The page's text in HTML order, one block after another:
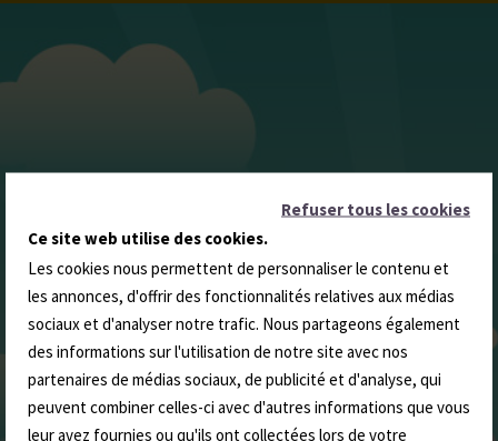
Refuser tous les cookies
Ce site web utilise des cookies.
Les cookies nous permettent de personnaliser le contenu et
les annonces, d'offrir des fonctionnalités relatives aux médias
sociaux et d'analyser notre trafic. Nous partageons également
des informations sur l'utilisation de notre site avec nos
partenaires de médias sociaux, de publicité et d'analyse, qui
peuvent combiner celles-ci avec d'autres informations que vous
leur avez fournies ou qu'ils ont collectées lors de votre